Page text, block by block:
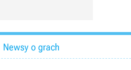
Newsy o grach